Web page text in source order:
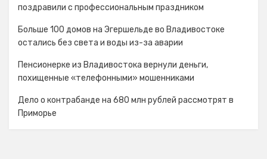
поздравили с профессиональным праздником
Больше 100 домов на Эгершельде во Владивостоке
остались без света и воды из-за аварии
Пенсионерке из Владивостока вернули деньги,
похищенные «телефонными» мошенниками
Дело о контрабанде на 680 млн рублей рассмотрят в
Приморье